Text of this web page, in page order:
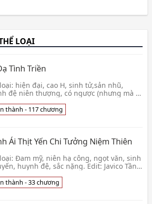
LOẠI
Tình Triền
hiện đại, cao H, sinh tử,sản nhũ,
đệ niên thượng, có ngược (nhưng mà ít
👦 Dục Hiểu
thành - 117 chương
Ái Thịt Yến Chi Tưởng Niệm Thiên
Đam mỹ, niên hạ công, ngọt văn, sinh
huynh đệ, sắc nặng. Edit: Javico Tần
Lãnh Tịch
thành - 33 chương